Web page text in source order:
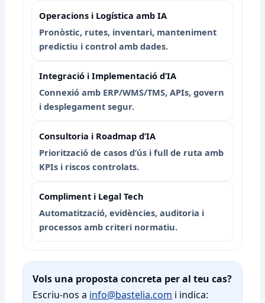
Operacions i Logística amb IA
Pronòstic, rutes, inventari, manteniment
predictiu i control amb dades.
Integració i Implementació d’IA
Connexió amb ERP/WMS/TMS, APIs, govern
i desplegament segur.
Consultoria i Roadmap d’IA
Priorització de casos d’ús i full de ruta amb
KPIs i riscos controlats.
Compliment i Legal Tech
Automatització, evidències, auditoria i
processos amb criteri normatiu.
Vols una proposta concreta per al teu cas?
Escriu-nos a info@bastelia.com i indica: